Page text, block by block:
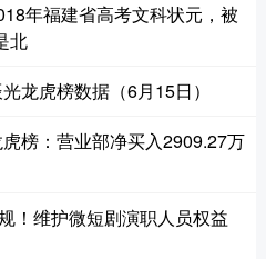
年福建省高考文科状元，被
北
龙虎榜数据（6月15日）
榜：营业部净买入2909.27万
！维护微短剧演职人员权益